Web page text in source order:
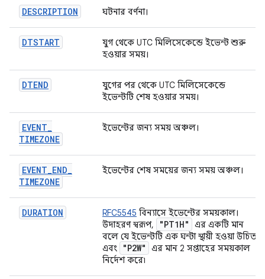
DESCRIPTION ঘটনার বর্ণনা।
DTSTART
যুগ থেকে UTC মিলিসেকেন্ডে ইভেন্ট শুরু
হওয়ার সময়।
DTEND
যুগের পর থেকে UTC মিলিসেকেন্ডে
ইভেন্টটি শেষ হওয়ার সময়।
EVENT_
TIMEZONE
ইভেন্টের জন্য সময় অঞ্চল।
EVENT_END_
TIMEZONE
ইভেন্টের শেষ সময়ের জন্য সময় অঞ্চল।
DURATION RFC5545 বিন্যাসে ইভেন্টের সময়কাল।
উদাহরণ স্বরূপ,
"PT1H"
এর একটি মান
বলে যে ইভেন্টটি এক ঘন্টা স্থায়ী হওয়া উচিত
এবং
"P2W"
এর মান 2 সপ্তাহের সময়কাল
নির্দেশ করে৷